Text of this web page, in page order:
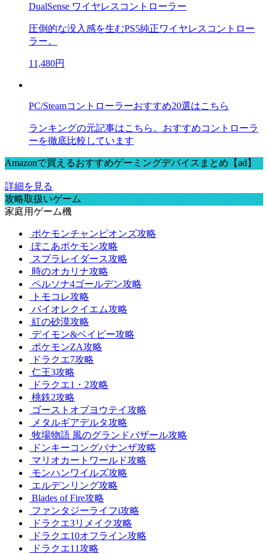
DualSense ワイヤレスコントローラー
圧倒的な没入感を生むPS5純正ワイヤレスコントロー
ラー。
11,480円
PC/Steamコントローラーおすすめ20選はこちら
ランキングの元記事はこちら。おすすめコントローラ
ーを徹底比較しています
Amazonで買えるおすすめゲーミングデバイスまとめ【ad】
詳細を見る
攻略取扱いゲーム
家庭用ゲーム機
ポケモンチャンピオンズ攻略
ぽこあポケモン攻略
スプラレイダース攻略
時のオカリナ攻略
ペルソナ4ゴールデン攻略
トモコレ攻略
バイオレクイエム攻略
紅の砂漠攻略
デイモン&ベイビー攻略
ポケモンZA攻略
ドラクエ7攻略
仁王3攻略
ドラクエ1・2攻略
桃鉄2攻略
ゴーストオブヨウテイ攻略
メタルギアデルタ攻略
牧場物語 風のグランドバザール攻略
ドンキーコングバナンザ攻略
マリオカートワールド攻略
モンハンワイルズ攻略
エルデンリング攻略
Blades of Fire攻略
ファンタジーライフi攻略
ドラクエ3リメイク攻略
ドラクエ10オフライン攻略
ドラクエ11攻略